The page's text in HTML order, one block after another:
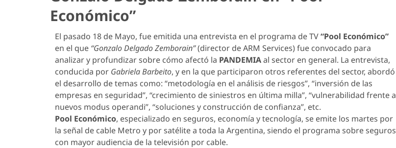
Económico”
El pasado 18 de Mayo, fue emitida una entrevista en el programa de TV“Pool Económico”
en el que “Gonzalo Delgado Zemborain”(director de ARM Services) fue convocado para
analizar y profundizar sobre cómo afectó la PANDEMIAal sector en general. La entrevista,
conducida por Gabriela Barbeito, y en la que participaron otros referentes del sector, abordó
el desarrollo de temas como: “metodología en el análisis de riesgos”, “inversión de las
empresas en seguridad”, “crecimiento de siniestros en última milla”, “vulnerabilidad frente a
nuevos modus operandi”, “soluciones y construcción de confianza”, etc.
Pool Económico, especializado en seguros, economía y tecnología, se emite los martes por
la señal de cable Metro y por satélite a toda la Argentina, siendo el programa sobre seguros
con mayor audiencia de la televisión por cable.